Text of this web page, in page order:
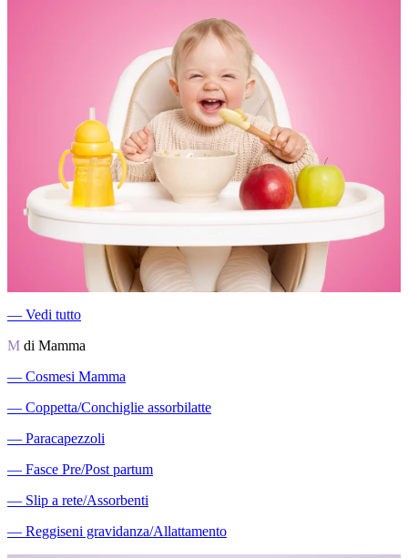
― Vedi tutto
M di Mamma
― Cosmesi Mamma
― Coppetta/Conchiglie assorbilatte
― Paracapezzoli
― Fasce Pre/Post partum
― Slip a rete/Assorbenti
― Reggiseni gravidanza/Allattamento